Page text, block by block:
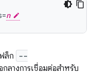
n
ล็ก
--
างการเชื่อมต่อสำหรับ